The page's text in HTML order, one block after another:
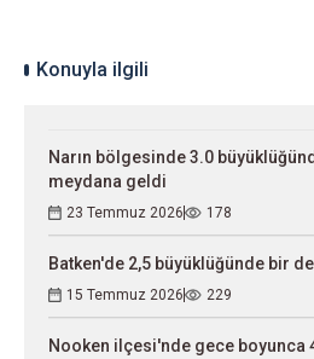
Konuyla ilgili
Narın bölgesinde 3.0
meydana geldi
23 Temmuz 2026 178
Batken'de 2,5 büyüklüğünde bir
15 Temmuz 2026 229
Nooken ilçesi'nde gece boyunca